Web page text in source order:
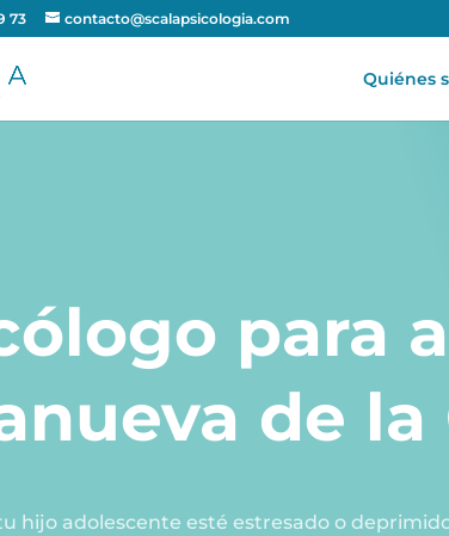
73 contacto@scalapsicologia.com
Quiénes
para
de la
hijo adolescente esté estresado o